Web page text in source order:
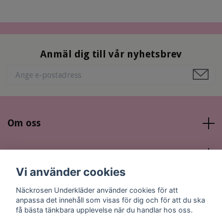
Anmäl dig till vår nyhetsbrev
Om oss
Sociala medier
Vi använder cookies
Näckrosen Underkläder använder cookies för att
anpassa det innehåll som visas för dig och för att du ska
få bästa tänkbara upplevelse när du handlar hos oss.